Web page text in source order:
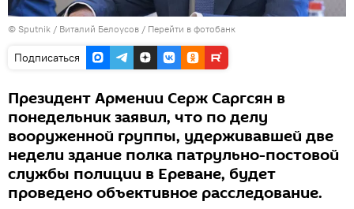
© Sputnik / Виталий Белоусов / Перейти в фотобанк
Подписаться
Президент Армении Серж Саргсян в
понедельник заявил, что по делу
вооруженной группы, удерживавшей две
недели здание полка патрульно-постовой
службы полиции в Ереване, будет
проведено объективное расследование.